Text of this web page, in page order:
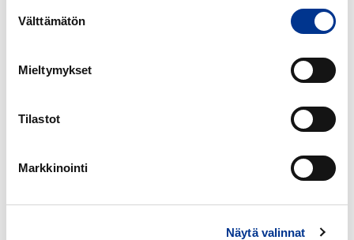
valinta
Välttämätön
Mieltymykset
Tilastot
Markkinointi
Näytä valinnat
HETI MONITEHO
JOUTSEN
HETI MONITEHO
Spray